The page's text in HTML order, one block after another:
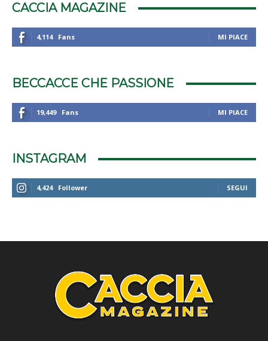
CACCIA MAGAZINE
4,114 Fans MI PIACE
BECCACCE CHE PASSIONE
19,449 Fans MI PIACE
INSTAGRAM
4,424 Follower SEGUI